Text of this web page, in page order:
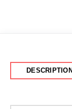
DESCRIPTION